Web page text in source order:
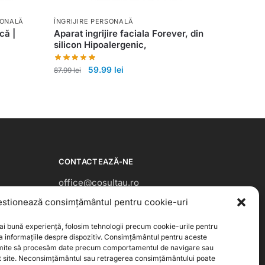
consimțământul pentru cookie-uri
bună experiență, folosim tehnologii precum cookie-urile pentru
informațiile despre dispozitiv. Consimțământul pentru aceste
să procesăm date precum comportamentul de navigare sau
site. Neconsimțământul sau retragerea consimțământului poate
|
ÎNGRIJIRE PERSONALĂ
Aparat ingrijire faciala Forever, din
silicon Hipoalergenic,
87.99lei 59.99 lei
CONTACTEAZĂ-NE
office@cosultau.ro
0720.150.000
L-V: 09:00 – 18:00